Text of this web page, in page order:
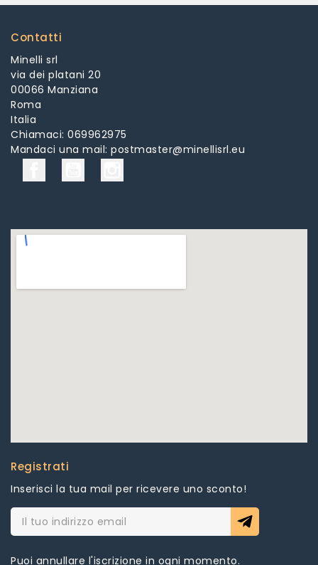
Contatti
Minelli srl
via dei platani 20
00066 Manziana
Roma
Italia
Chiamaci: 069962975
Mandaci una mail: postmaster@minellisrl.eu
Registrati
Inserisci la tua mail per ricevere uno sconto!
Puoi annullare l'iscrizione in ogni momento.